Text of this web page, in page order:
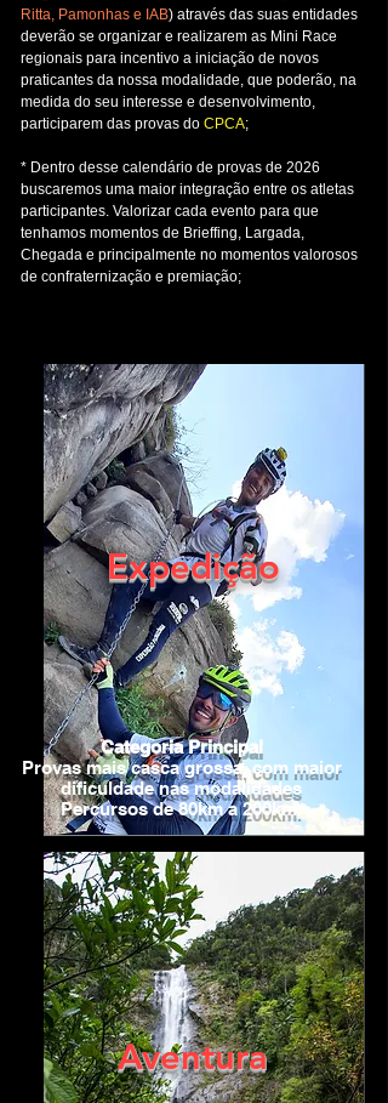
Ritta, Pamonhas e IAB) através das suas entidades
deverão se organizar e realizarem as Mini Race
regionais para incentivo a iniciação de novos
praticantes da nossa modalidade, que poderão, na
medida do seu interesse e desenvolvimento,
participarem das provas do CPCA;
* Dentro desse calendário de provas de 2026
buscaremos uma maior integração entre os atletas
participantes. Valorizar cada evento para que
tenhamos momentos de Brieffing, Largada,
Chegada e principalmente no momentos valorosos
de confraternização e premiação;
Expedição
Aventura
Categoria Principal
Provas mais casca grossa, com maior
dificuldade nas modalidades
Percursos de 80km a 200km.